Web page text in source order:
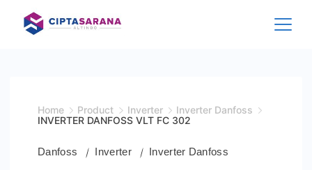
content
Home Product Inverter
Inverter Danfoss
INVERTER DANFOSS VLT FC 302
Danfoss Inverter Inverter Danfoss